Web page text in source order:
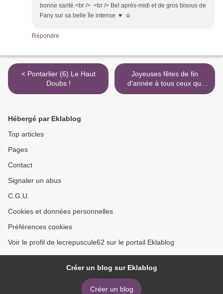
bonne santé.<br /> <br /> Bel après-midi et de gros bisous de
Fany sur sa belle île intense ♥ ☺
Répondre
< Pontarlier (6) Le Haut
Doubs !
Joyeuses fêtes de fin
d'année à tous ceux qui
visiteront ce blog ! >
Hébergé par Eklablog
Top articles
Pages
Contact
Signaler un abus
C.G.U.
Cookies et données personnelles
Préférences cookies
Voir le profil de lecrepuscule62 sur le portail Eklablog
Créer un blog sur Eklablog
Créer un blog